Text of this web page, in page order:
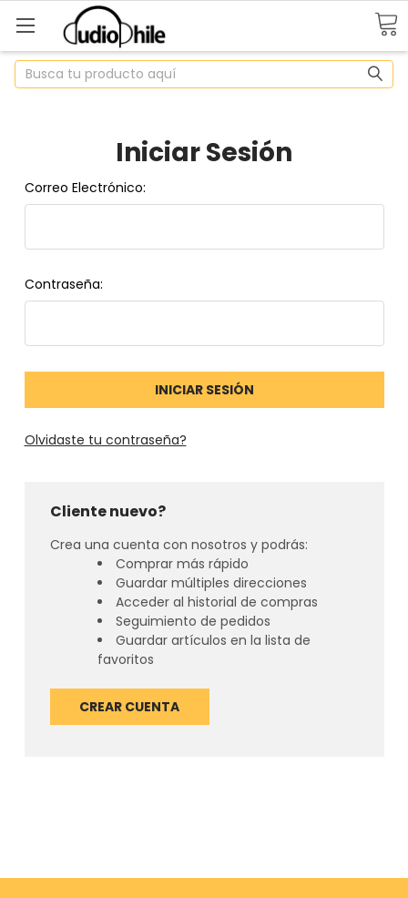
Buscar
Iniciar Sesión
Correo Electrónico:
Contraseña:
Olvidaste tu contraseña?
Cliente nuevo?
Crea una cuenta con nosotros y podrás:
Comprar más rápido
Guardar múltiples direcciones
Acceder al historial de compras
Seguimiento de pedidos
Guardar artículos en la lista de
favoritos
CREAR CUENTA